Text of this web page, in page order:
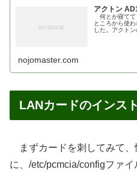
アクトン
何とか寝てて
ところから使
した。アクト
nojomaster.com
LANカードのインス
まずカードを刺してみて、
に、/etc/pcmcia/configファイ